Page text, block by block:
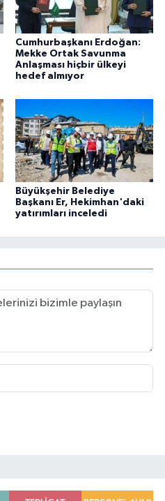
Cumhurbaşkanı Erdoğan:
Mekke Ortak Savunma
Anlaşması hiçbir ülkeyi
hedef almıyor
Büyükşehir Belediye
Başkanı Er, Hekimhan'daki
yatırımları inceledi